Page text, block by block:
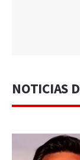
NOTICIAS